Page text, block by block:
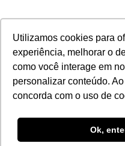
Utilizamos cookies para
experiência, melhorar o
como você interage em
personalizar conteúdo.
concorda com o uso de
Ok,
Utilizamos cookies para
analisar como você interage
e personalizar conteúdo. Ao
site, você concorda com o uso